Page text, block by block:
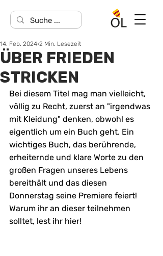
ÜBER FRIEDEN
STRICKEN
14. Feb. 2024 2 Min. Lesezeit
Bei diesem Titel mag man vielleicht,
völlig zu Recht, zuerst an "irgendwas
mit Kleidung" denken, obwohl es
eigentlich um ein Buch geht. Ein
wichtiges Buch, das berührende,
erheiternde und klare Worte zu den
großen Fragen unseres Lebens
bereithält und das diesen
Donnerstag seine Premiere feiert!
Warum ihr an dieser teilnehmen
solltet, lest ihr hier!